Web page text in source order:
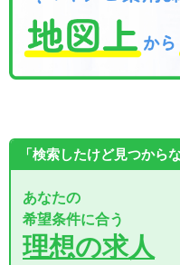
「検索したけど見つから
あなたの
希望条件に合う
理想の求人